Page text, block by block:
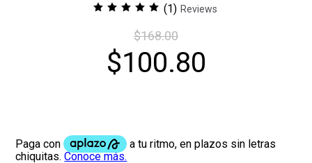
(1) Reviews
$168.00
$100.80